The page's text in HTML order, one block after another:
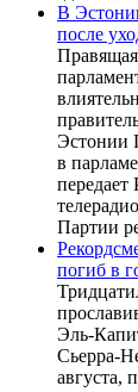
В
после
Эстонии
в
Партии
погиб в
Эль-
Сьерра-
августа,